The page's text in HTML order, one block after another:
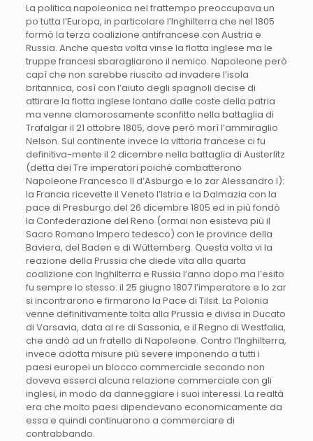
La politica napoleonica nel frattempo preoccupava un
po tutta l’Europa, in particolare l’Inghilterra che nel 1805
formò la terza coalizione antifrancese con Austria e
Russia. Anche questa volta vinse la flotta inglese ma le
truppe francesi sbaragliarono il nemico. Napoleone però
capì che non sarebbe riuscito ad invadere l’isola
britannica, così con l’aiuto degli spagnoli decise di
attirare la flotta inglese lontano dalle coste della patria
ma venne clamorosamente sconfitto nella battaglia di
Trafalgar il 21 ottobre 1805, dove però morì l’ammiraglio
Nelson. Sul continente invece la vittoria francese ci fu
definitiva-mente il 2 dicembre nella battaglia di Austerlitz
(detta dei Tre imperatori poiché combatterono
Napoleone Francesco II d’Asburgo e lo zar Alessandro I):
la Francia ricevette il Veneto l’Istria e la Dalmazia con la
pace di Presburgo del 26 dicembre 1805 ed in più fondò
la Confederazione del Reno (ormai non esisteva più il
Sacro Romano Impero tedesco) con le province della
Baviera, del Baden e di Wüttemberg. Questa volta vi la
reazione della Prussia che diede vita alla quarta
coalizione con Inghilterra e Russia l’anno dopo ma l’esito
fu sempre lo stesso: il 25 giugno 1807 l’imperatore e lo zar
si incontrarono e firmarono la Pace di Tilsit. La Polonia
venne definitivamente tolta alla Prussia e divisa in Ducato
di Varsavia, data al re di Sassonia, e il Regno di Westfalia,
che andò ad un fratello di Napoleone. Contro l’Inghilterra,
invece adotta misure più severe imponendo a tutti i
paesi europei un blocco commerciale secondo non
doveva esserci alcuna relazione commerciale con gli
inglesi, in modo da danneggiare i suoi interessi. La realtà
era che molto paesi dipendevano economicamente da
essa e quindi continuarono a commerciare di
contrabbando.